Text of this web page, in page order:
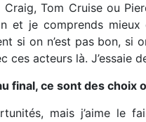
Tom Cruise ou
et je comprends
si on n’est pas bon, si
ces acteurs là. J’essaie
final, ce sont des choix
mais j’aime le